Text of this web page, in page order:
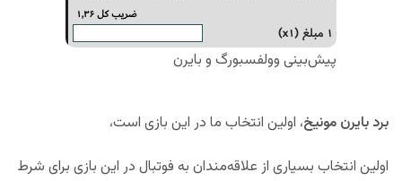
پیش‌بینی وولفسبورگ و بایرن
برد بایرن مونیخ، اولین انتخاب ما در این بازی است،
اولین انتخاب بسیاری از علاقه‌مندان به فوتبال در این بازی برای شرط